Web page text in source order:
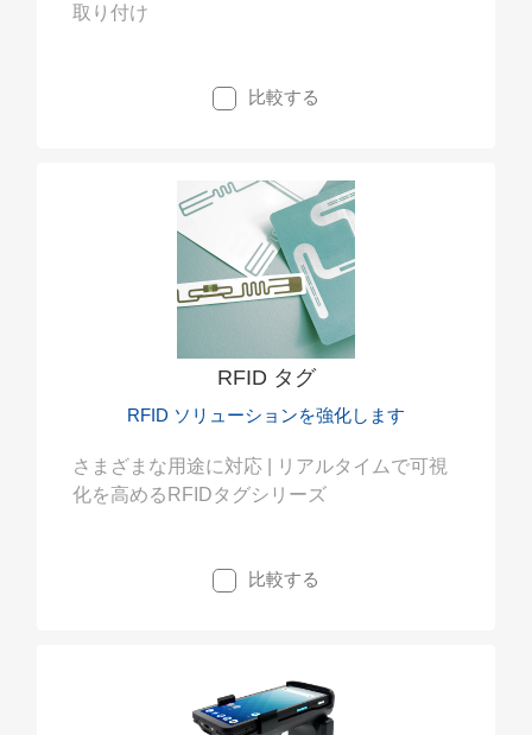
取り付け
比較する
RFID タグ
RFID ソリューションを強化します
さまざまな用途に対応 | リアルタイムで可視
化を高めるRFIDタグシリーズ
比較する